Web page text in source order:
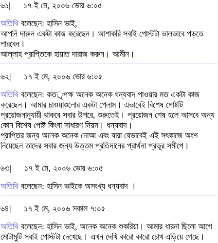
৬১|
১৭ ই মে, ২০০৬ ভোর ৬:০৫
অতিথি বলেছেন: হাসিন ভাই,
আপনি দারুন একটা কাজ করেছেন। আশাকরি সবাই পোস্টটা ভালভাবে পড়তে
পারবেন।
আল্লাহ প্রাপ্তিকে হায়াত দারাজ করুন। আমীন।
৬২|
১৭ ই মে, ২০০৬ ভোর ৬:০৫
অতিথি বলেছেন: কতর্ৃপক্ষ অনেক অনেক ধন্যবাদ পাওয়ার মত একটা কাজ
করেছেন। আমার চাওয়াগুলোর একটা পেলাম। এভাবেই বিশেষ পোষ্টটি
প্রয়োজনানুযায়ী থাকবে সবার উপরে, শুরুতেই। প্রয়োজন শেষ হলে আসবে অন্য
কোন বিশেষ পোষ্ট কিংবা সাধারণ নিয়ম। ধন্যবাদ।
প্রাপ্তির জন্য অনেক অনেক দোআ এবং যারা যেভাবেই এই সৎকাজে অংশ
নিয়েছেন তাদের সবার জন্য উত্তম প্রতিদানের প্রার্থনা প্রভূর সমীপে।
৬৩|
১৭ ই মে, ২০০৬ ভোর ৬:০৫
অতিথি বলেছেন: হাসিন ভাইকে অসংখ্য ধন্যবাদ ।
৬৪|
১৭ ই মে, ২০০৬ সকাল ৭:০৫
অতিথি বলেছেন: হাসিন ভাই, অনেক অনেক শুকরিয়া। আমার ধারনা ছিলো আগে
মোটামুটি সবাই পোস্টটা দেখেছে। এখন দেখি কারো কারো চোখ এড়িয়ে গেছে।